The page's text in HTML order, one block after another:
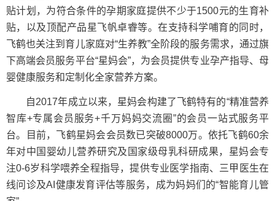
贴计划，为符合条件的孕期家庭提供不少于1500元的生育补
贴，以及顶配产品星飞帆卓睿等。在支持科学哺育的同时，
飞鹤也关注到育儿家庭对“生养教”全阶段的服务需求，通过旗
下高端会员服务平台“星妈会”，为会员提供专业孕产指导、母
婴健康服务和定制化全家营养方案。
自2017年成立以来，星妈会构建了飞鹤特有的“精准营养
智库+专属会员服务+千万妈妈交流圈”的会员一站式服务平
台。目前，飞鹤星妈会会员数已突破8000万。依托飞鹤60余
年对中国婴幼儿营养研究及国家级母乳科研成果，星妈会专
注0-6岁科学喂养全程指导，提供专业医学指南、三甲医生在
线问诊及AI健康发育评估等服务，成为妈妈们的“智能育儿管